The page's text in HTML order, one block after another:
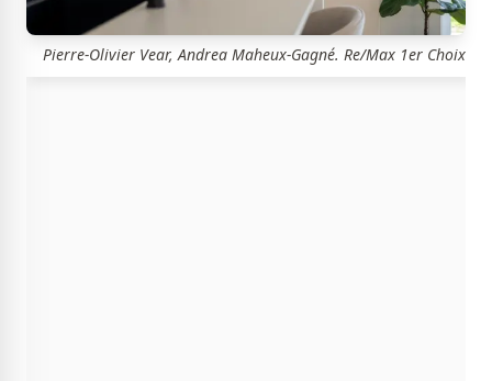
Pierre-Olivier Vear, Andrea Maheux-Gagné. Re/Max 1er Choix